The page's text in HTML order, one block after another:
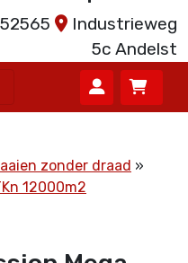
Industrieweg
5c Andelst
zonder draad
12000m2